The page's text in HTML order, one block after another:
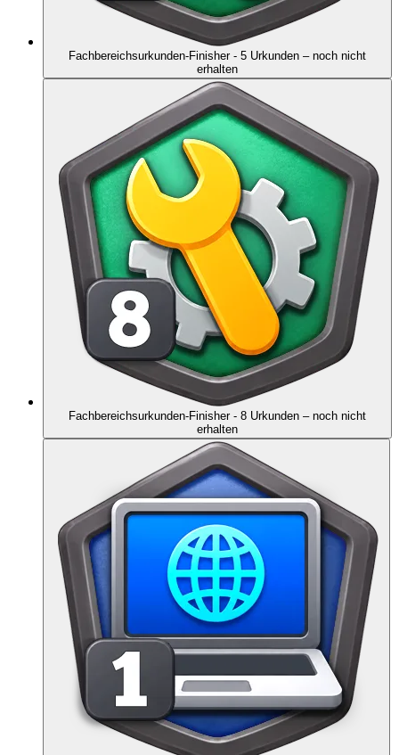
Fachbereichsurkunden-Finisher - 5 Urkunden – noch nicht
erhalten
Fachbereichsurkunden-Finisher - 8 Urkunden – noch nicht
erhalten